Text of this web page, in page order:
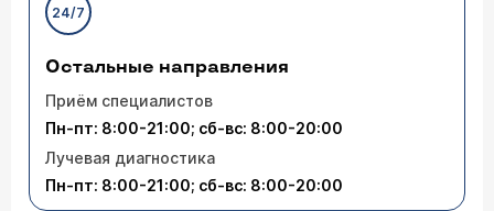
24/7
Остальные направления
Приём специалистов
Пн-пт: 8:00-21:00; сб-вс: 8:00-20:00
Лучевая диагностика
Пн-пт: 8:00-21:00; сб-вс: 8:00-20:00